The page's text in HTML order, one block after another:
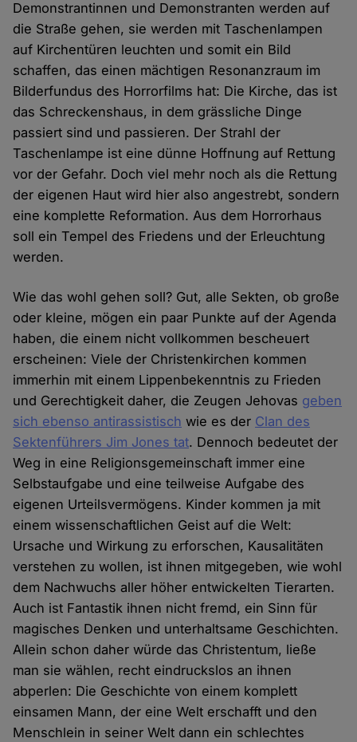
Demonstrantinnen und Demonstranten werden auf
die Straße gehen, sie werden mit Taschenlampen
auf Kirchentüren leuchten und somit ein Bild
schaffen, das einen mächtigen Resonanzraum im
Bilderfundus des Horrorfilms hat: Die Kirche, das ist
das Schreckenshaus, in dem grässliche Dinge
passiert sind und passieren. Der Strahl der
Taschenlampe ist eine dünne Hoffnung auf Rettung
vor der Gefahr. Doch viel mehr noch als die Rettung
der eigenen Haut wird hier also angestrebt, sondern
eine komplette Reformation. Aus dem Horrorhaus
soll ein Tempel des Friedens und der Erleuchtung
werden.
Wie das wohl gehen soll? Gut, alle Sekten, ob große
oder kleine, mögen ein paar Punkte auf der Agenda
haben, die einem nicht vollkommen bescheuert
erscheinen: Viele der Christenkirchen kommen
immerhin mit einem Lippenbekenntnis zu Frieden
und Gerechtigkeit daher, die Zeugen Jehovas geben
sich ebenso antirassistisch wie es der Clan des
Sektenführers Jim Jones tat. Dennoch bedeutet der
Weg in eine Religionsgemeinschaft immer eine
Selbstaufgabe und eine teilweise Aufgabe des
eigenen Urteilsvermögens. Kinder kommen ja mit
einem wissenschaftlichen Geist auf die Welt:
Ursache und Wirkung zu erforschen, Kausalitäten
verstehen zu wollen, ist ihnen mitgegeben, wie wohl
dem Nachwuchs aller höher entwickelten Tierarten.
Auch ist Fantastik ihnen nicht fremd, ein Sinn für
magisches Denken und unterhaltsame Geschichten.
Allein schon daher würde das Christentum, ließe
man sie wählen, recht eindruckslos an ihnen
abperlen: Die Geschichte von einem komplett
einsamen Mann, der eine Welt erschafft und den
Menschlein in seiner Welt dann ein schlechtes